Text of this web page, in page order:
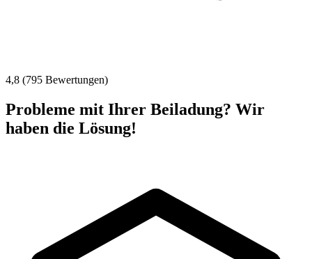
4,8 (795 Bewertungen)
Probleme mit Ihrer Beiladung? Wir
haben die Lösung!